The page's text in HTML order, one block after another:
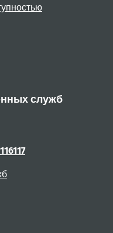
служб
116117